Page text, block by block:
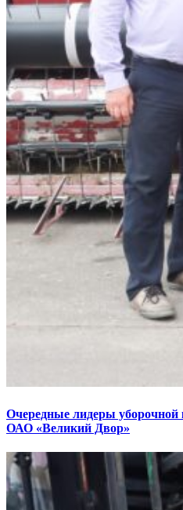
Очередные лидеры уборочной
ОАО «Великий Двор»